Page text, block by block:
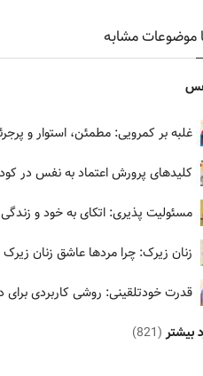
موضوعات مشابه
غلبه بر کمرویی: مطمئن، استوار و
کلیدهای پرورش اعتماد به نفس در
مسئولیت پذیری: اتکای به خود و
زنان زیرک: چرا مردها عاشق زنان
قدرت خودتلقینی: روشی کاربردی
بیشتر (821)